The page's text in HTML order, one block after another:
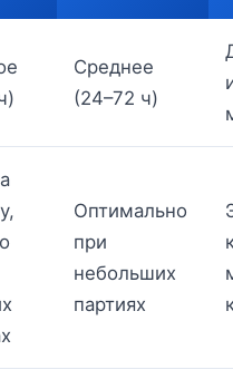
Среднее
(24–72 ч)
Оптимально
при
небольших
партиях